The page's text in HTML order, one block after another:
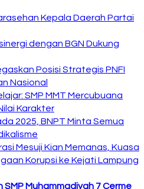
Kepala Daerah Partai
dengan BGN Dukung
Posisi Strategis PNFI
Nasional
SMP MMT Mercubuana
Karakter
2025, BNPT Minta Semua
Mesuji Kian Memanas, Kuasa
Korupsi ke Kejati Lampung
SMP Muhammadiyah 7 Cerme